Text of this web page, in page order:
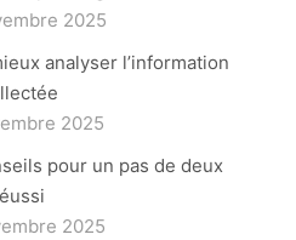
2025
analyser l’information
2025
pour un pas de deux
2025